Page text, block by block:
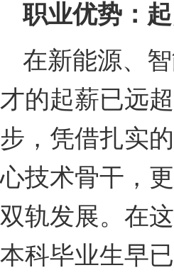
职业优势：
在新能源、
才的起薪已远
步，凭借扎实
心技术骨干，
双轨发展。在
本科毕业生早